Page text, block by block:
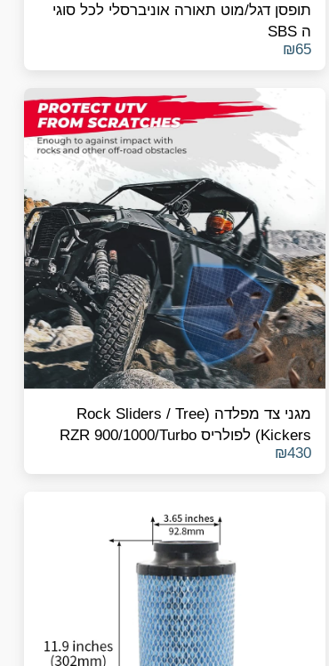
תופסן דגל/מוט תאורה אוניברסלי לכל סוגי
ה SBS
₪65
מגני צד מפלדה (Rock Sliders / Tree
Kickers) לפולריס RZR 900/1000/Turbo
(דגמי 2 מקומות, 2014-2023)
₪430